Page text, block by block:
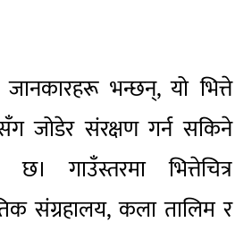
भन्छन्, यो भित्ते
जोडेर संरक्षण गर्न सकिने
गाउँस्तरमा भित्तेचित्र
संग्रहालय, कला तालिम र